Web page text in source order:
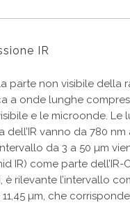
IR
la parte non visibile della
a onde lunghe
e le microonde. Le
dell’IR vanno da 780 nm
da 3 a 50 µm
IR) come parte dell’IR-
è rilevante l’intervallo
11,45 µm, che